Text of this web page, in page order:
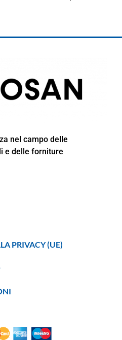
nel campo delle
e delle forniture
PRIVACY (UE)